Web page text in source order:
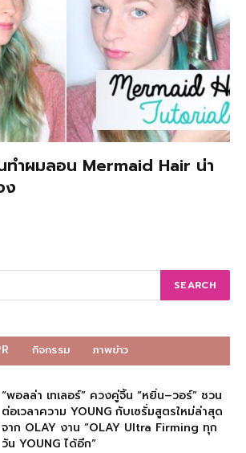
ำผมลอน Mermaid Hair น่า
ง
กิจกรรม ภาพข่าว
“พอลล่า เทเลอร์” ควงคู่จิ้น “หยิ่น–วอร์” ชวน
ต่อเวลาความ YOUNG กับเซรั่มสูตรใหม่ล่าสุด
จาก OLAY งาน “OLAY Ultra Firming ทุก
วัน YOUNG ได้อีก”